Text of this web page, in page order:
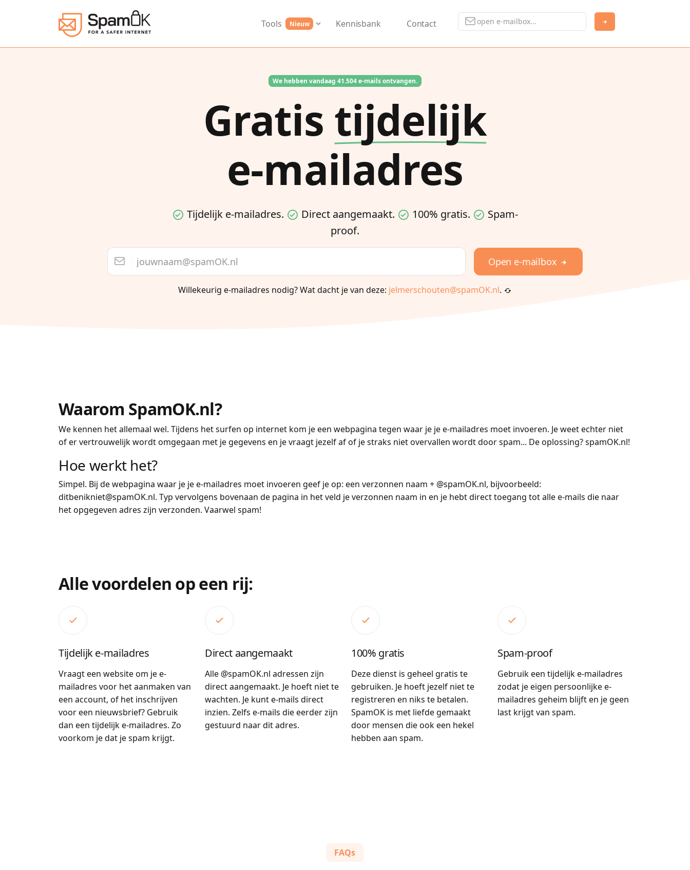
Tools Nieuw Kennisbank Contact
We hebben vandaag 41.504 e-mails ontvangen.
Gratis tijdelijk
e-mailadres
Tijdelijk e-mailadres. Direct aangemaakt. 100% gratis.
Spam-
proof.
Open e-mailbox
Willekeurig e-mailadres nodig? Wat dacht je van deze: jelmerschouten@spamOK.nl.
Waarom SpamOK.nl?
We kennen het allemaal wel. Tijdens het surfen op internet kom je een webpagina tegen waar je je e-mailadres moet invoeren. Je weet echter niet
of er vertrouwelijk wordt omgegaan met je gegevens en je vraagt jezelf af of je straks niet overvallen wordt door spam... De oplossing? spamOK.nl!
Hoe werkt het?
Simpel. Bij de webpagina waar je je e-mailadres moet invoeren geef je op: een verzonnen naam + @spamOK.nl, bijvoorbeeld:
ditbenikniet@spamOK.nl. Typ vervolgens bovenaan de pagina in het veld je verzonnen naam in en je hebt direct toegang tot alle e-mails die naar
het opgegeven adres zijn verzonden. Vaarwel spam!
Alle voordelen op een rij:
Tijdelijk e-mailadres
Vraagt een website om je e-
mailadres voor het aanmaken van
een account, of het inschrijven
voor een nieuwsbrief? Gebruik
dan een tijdelijk e-mailadres. Zo
voorkom je dat je spam krijgt.
Direct aangemaakt
Alle @spamOK.nl adressen zijn
direct aangemaakt. Je hoeft niet te
wachten. Je kunt e-mails direct
inzien. Zelfs e-mails die eerder zijn
gestuurd naar dit adres.
100% gratis
Deze dienst is geheel gratis te
gebruiken. Je hoeft jezelf niet te
registreren en niks te betalen.
SpamOK is met liefde gemaakt
door mensen die ook een hekel
hebben aan spam.
Spam-proof
Gebruik een tijdelijk e-mailadres
zodat je eigen persoonlijke e-
mailadres geheim blijft en je geen
last krijgt van spam.
FAQs